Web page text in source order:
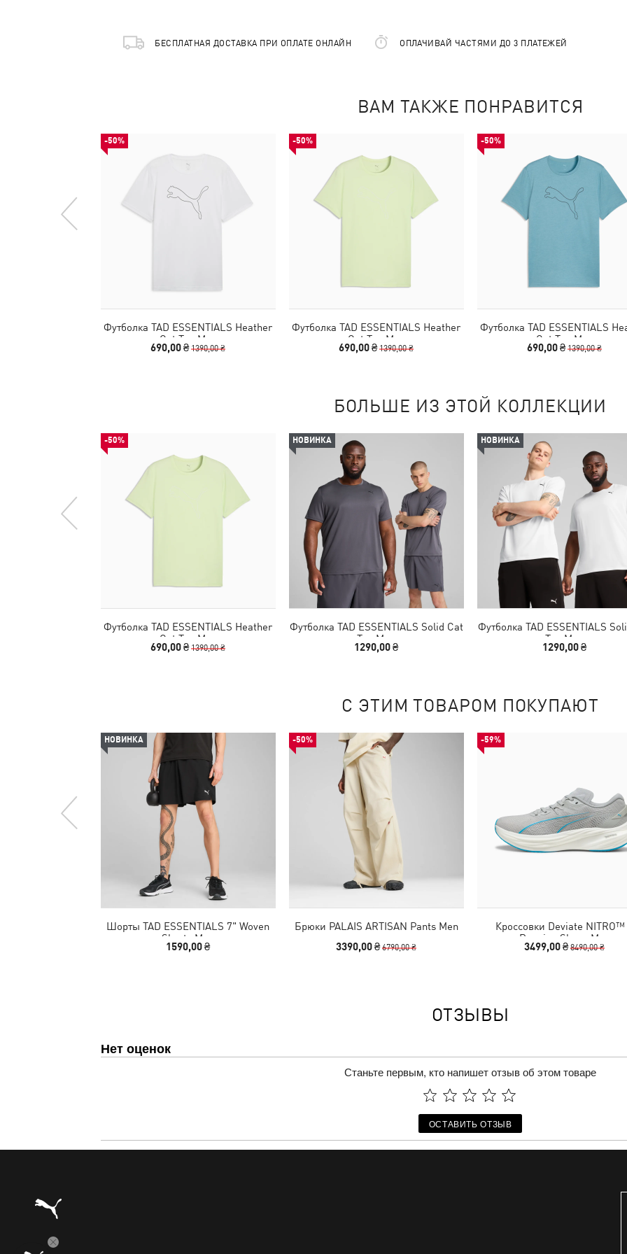
БЕСПЛАТНАЯ ДОСТАВКА ПРИ ОПЛАТЕ ОНЛАЙН ОПЛАЧИВАЙ ЧАСТЯМИ ДО 3 ПЛАТЕЖЕЙ
ВАМ ТАКЖЕ ПОНРАВИТСЯ
-50%
Футболка TAD ESSENTIALS Heather
Cat Tee Men
690,00 ₴1390,00 ₴
-50%
Футболка TAD ESSENTIALS Heather
Cat Tee Men
690,00 ₴1390,00 ₴
-50%
Футболка TAD ESSENTIALS
Cat Tee Men
690,00 ₴1390,00 ₴
БОЛЬШЕ ИЗ ЭТОЙ КОЛЛЕКЦИИ
-50%
Футболка TAD ESSENTIALS Heather
Cat Tee Men
690,00 ₴1390,00 ₴
НОВИНКА
Футболка TAD ESSENTIALS Solid Cat
Tee Men
1290,00 ₴
НОВИНКА
Футболка TAD ESSENTIALS
Tee Men
1290,00 ₴
С ЭТИМ ТОВАРОМ ПОКУПАЮТ
НОВИНКА
Шорты TAD ESSENTIALS 7" Woven
Shorts Men
1590,00 ₴
-50%
Брюки PALAIS ARTISAN Pants Men
3390,00 ₴6790,00 ₴
-59%
Кроссовки Deviate NITRO™
Running Shoes Men
3499,00 ₴8490,00 ₴
ОТЗЫВЫ
Нет оценок
Станьте первым, кто напишет отзыв об этом товаре
ОСТАВИТЬ ОТЗЫВ